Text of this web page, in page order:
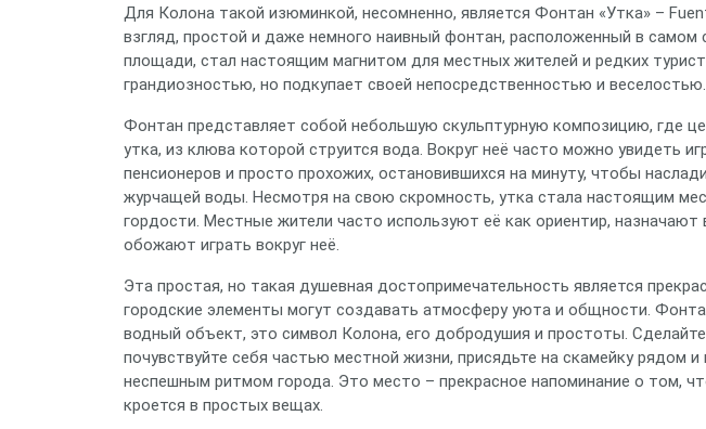
Для Колона такой изюминкой, несомненно, является Фонтан «Утка» –
взгляд, простой и даже немного наивный фонтан, расположенный в самом
площади, стал настоящим магнитом для местных жителей и редких
грандиозностью, но подкупает своей непосредственностью и веселостью.
Фонтан представляет собой небольшую скульптурную композицию, где
утка, из клюва которой струится вода. Вокруг неё часто можно увидеть
пенсионеров и просто прохожих, остановившихся на минуту, чтобы
журчащей воды. Несмотря на свою скромность, утка стала настоящим
гордости. Местные жители часто используют её как ориентир, назначают
обожают играть вокруг неё.
Эта простая, но такая душевная достопримечательность является
городские элементы могут создавать атмосферу уюта и общности.
водный объект, это символ Колона, его добродушия и простоты.
почувствуйте себя частью местной жизни, присядьте на скамейку рядом
неспешным ритмом города. Это место – прекрасное напоминание о том,
кроется в простых вещах.